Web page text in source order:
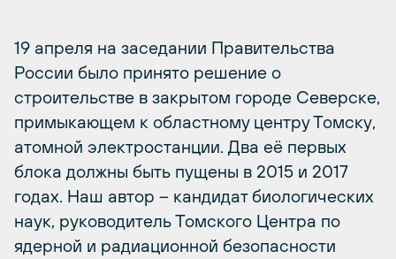
19 апреля на заседании Правительства
России было принято решение о
строительстве в закрытом городе Северске,
примыкающем к областному центру Томску,
атомной электростанции. Два её первых
блока должны быть пущены в 2015 и 2017
годах. Наш автор – кандидат биологических
наук, руководитель Томского Центра по
ядерной и радиационной безопасности